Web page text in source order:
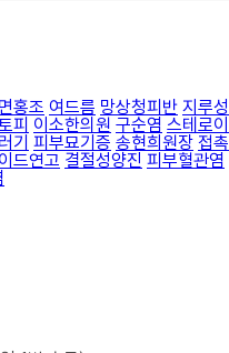
홍조 여드름 망상청피반 지루성
피 이소한의원 구순염 스테로이
기 피부묘기증 송현희원장 접촉
드연고 결절성양진 피부혈관염